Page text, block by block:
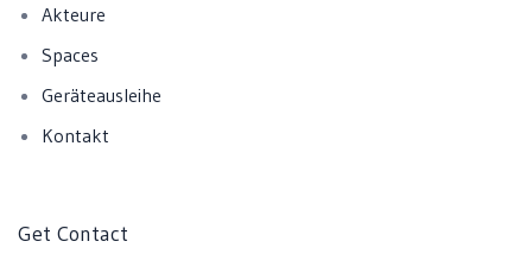
Akteure
Spaces
Geräteausleihe
Kontakt
Get Contact